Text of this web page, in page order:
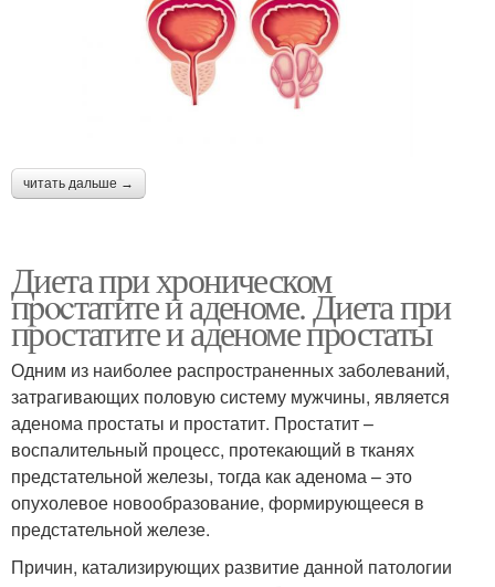
читать дальше →
Диета при хроническом
пpocтатите и аденоме. Диета при
простатите и аденоме простаты
Одним из наиболее распространенных заболеваний,
затрагивающих половую систему мужчины, является
аденома простаты и простатит. Простатит –
воспалительный процесс, протекающий в тканях
предстательной железы, тогда как аденома – это
опухолевое новообразование, формирующееся в
предстательной железе.
Причин, катализирующих развитие данной патологии